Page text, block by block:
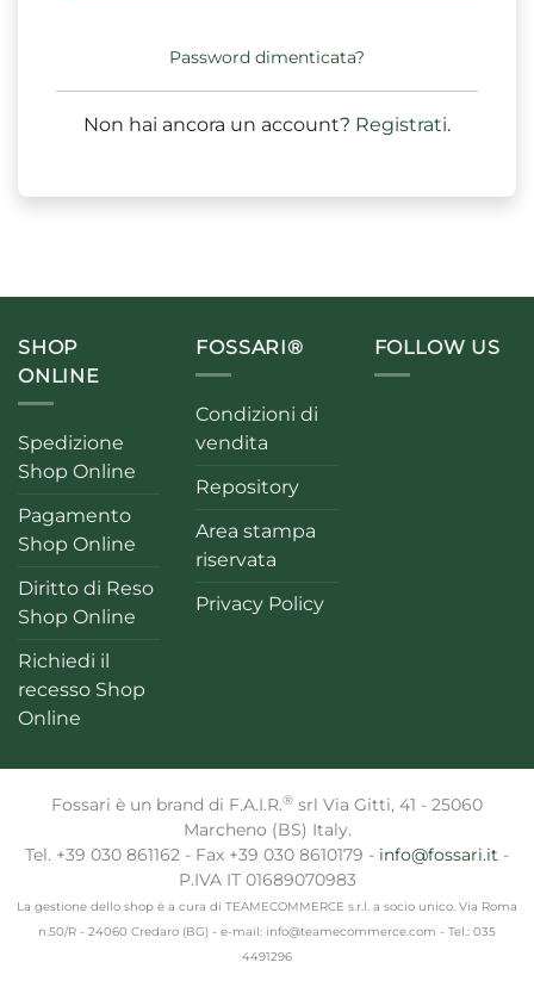
Password dimenticata?
Non hai ancora un account? Registrati.
SHOP
ONLINE
Spedizione
Shop Online
Pagamento
Shop Online
Diritto di Reso
Shop Online
Richiedi il
recesso Shop
Online
FOSSARI®
Condizioni di
vendita
Repository
Area stampa
riservata
Privacy Policy
FOLLOW US
Fossari è un brand di F.A.I.R.® srl Via Gitti, 41 - 25060
Marcheno (BS) Italy.
Tel. +39 030 861162 - Fax +39 030 8610179 - info@fossari.it -
P.IVA IT 01689070983
La gestione dello shop è a cura di TEAMECOMMERCE s.r.l. a socio unico. Via Roma
n.50/R - 24060 Credaro (BG) - e-mail: info@teamecommerce.com - Tel.: 035
4491296